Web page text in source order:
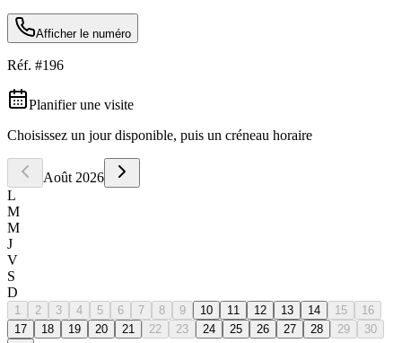
Afficher le numéro
Réf. #196
Planifier une visite
Choisissez un jour disponible, puis un créneau horaire
Août 2026
L
M
M
J
V
S
D
1 2 3 4 5 6 7 8 9 10 11 12 13 14 15
16
17
18 19 20 21 22 23 24 25 26 27 28 29
30